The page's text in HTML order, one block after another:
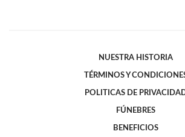
NUESTRA HISTORIA
TÉRMINOS Y
POLITICAS DE
FÚNEBRES
BENEFICIOS